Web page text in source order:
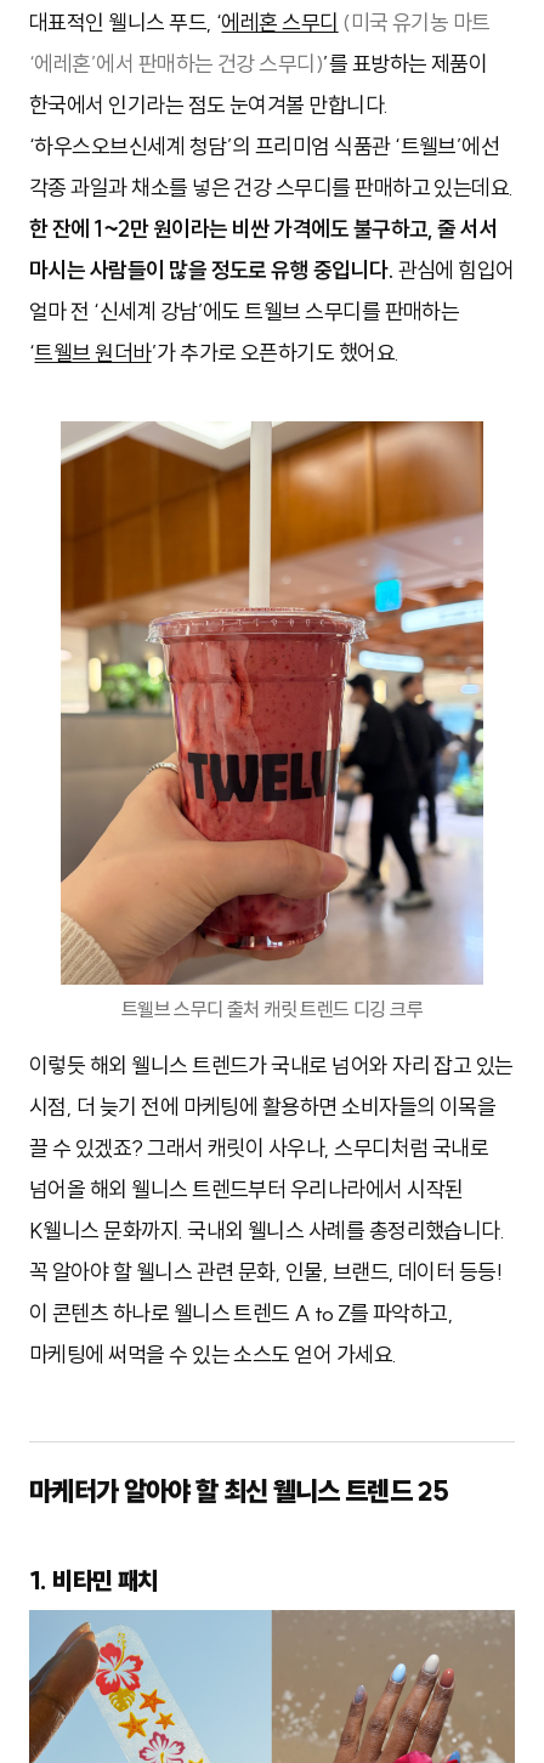
대표적인 웰니스 푸드, ‘에레혼 스무디 (미국 유기농 마트
‘에레혼’에서 판매하는 건강 스무디)’를 표방하는 제품이
한국에서 인기라는 점도 눈여겨볼 만합니다.
‘하우스오브신세계 청담’의 프리미엄 식품관 ‘트웰브’에선
각종 과일과 채소를 넣은 건강 스무디를 판매하고 있는데요.
한 잔에 1~2만 원이라는 비싼 가격에도 불구하고, 줄 서서
마시는 사람들이 많을 정도로 유행 중입니다. 관심에 힘입어
얼마 전 ‘신세계 강남’에도 트웰브 스무디를 판매하는
‘트웰브 원더바’가 추가로 오픈하기도 했어요.
트웰브 스무디 출처 캐릿 트렌드 디깅 크루
이렇듯 해외 웰니스 트렌드가 국내로 넘어와 자리 잡고 있는
시점, 더 늦기 전에 마케팅에 활용하면 소비자들의 이목을
끌 수 있겠죠? 그래서 캐릿이 사우나, 스무디처럼 국내로
넘어올 해외 웰니스 트렌드부터 우리나라에서 시작된
K웰니스 문화까지. 국내외 웰니스 사례를 총정리했습니다.
꼭 알아야 할 웰니스 관련 문화, 인물, 브랜드, 데이터 등등!
이 콘텐츠 하나로 웰니스 트렌드 A to Z를 파악하고,
마케팅에 써먹을 수 있는 소스도 얻어 가세요.
마케터가 알아야 할 최신 웰니스 트렌드 25
1. 비타민 패치